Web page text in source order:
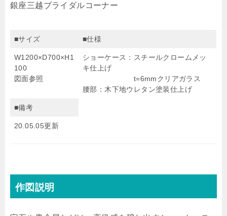
銀座三越ブライダルコーナー
■サイズ ■仕様
W1200×D700×H1
100
図面参照
ショーケース：スチールクロームメッ
キ仕上げ
t=6mmクリアガラス
腰部：木下地ウレタン塗装仕上げ
■備考
20.05.05更新
作図説明